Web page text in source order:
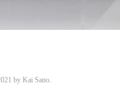
by Kai Sano.